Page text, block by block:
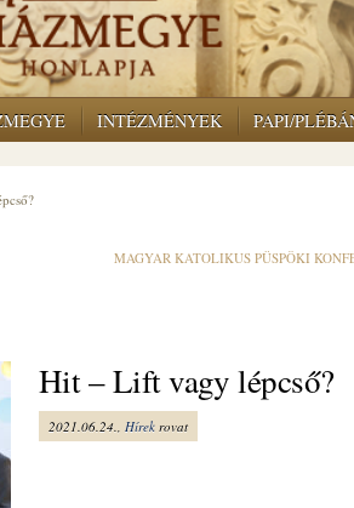
INTÉZMÉNYEK PAPI/
MAGYAR KATOLIKUS PÜSPÖKI
Hit – Lift vagy lépcső?
2021.06.24., Hírek rovat